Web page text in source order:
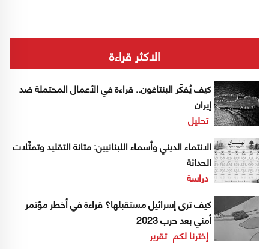
الاكثر قراءة
كيف يُفكّر البنتاغون.. قراءة في الأعمال المحتملة ضد
إيران
تحليل
الانتماء الديني وأسماء اللبنانيين: متانة التقليد وتمثّلات
الحداثة
دراسة
كيف ترى إسرائيل مستقبلها؟ قراءة في أخطر مؤتمر
أمني بعد حرب 2023
إخترنا لكم تقرير